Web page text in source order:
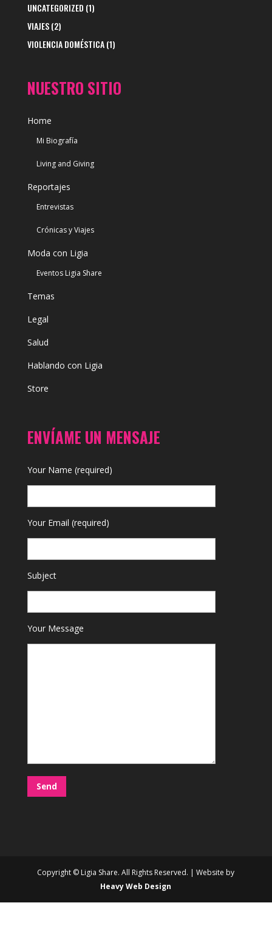
UNCATEGORIZED (1)
VIAJES(2)
VIOLENCIA DOMÉSTICA(1)
NUESTRO SITIO
Home
Mi Biografía
Living and Giving
Reportajes
Entrevistas
Crónicas y Viajes
Moda con Ligia
Eventos Ligia Share
Temas
Legal
Salud
Hablando con Ligia
Store
ENVÍAME UN MENSAJE
Your Name (required)
Your Email (required)
Subject
Your Message
Copyright © Ligia Share. All Rights Reserved. | Website by
Heavy Web Design